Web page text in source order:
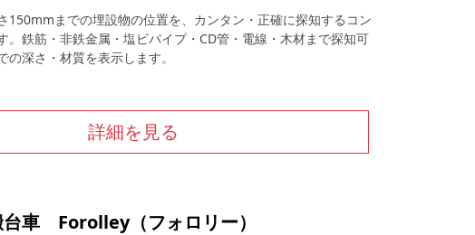
150mmまでの埋設物の位置を、カンタン・正確に探知するコン
。鉄筋・非鉄金属・塩ビパイプ・CD管・電線・木材まで探知可
の深さ・材質を表示します。
詳細を見る
台車 Forolley（フォロリー）